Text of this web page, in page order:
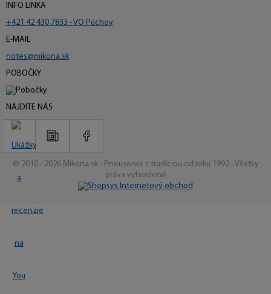
INFO LINKA
+421 42 430 7833 - VO Púchov
E-MAIL
notes@mikona.sk
POBOČKY
NÁJDITE NÁS
© 2010 - 2026 Mikona.sk - Pneuservis s tradíciou od roku 1992 - Všetky
práva vyhradené